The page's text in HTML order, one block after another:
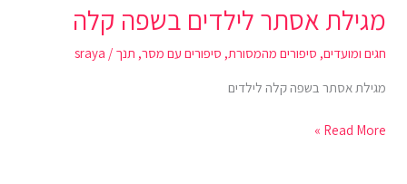
מגילת אסתר לילדים בשפה קלה
חגים ומועדים, סיפורים מהמסורת, סיפורים עם מסר, תנך /
sraya
מגילת אסתר בשפה קלה לילדים
Read More »